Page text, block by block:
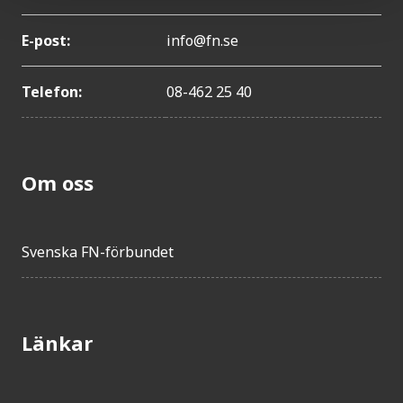
E-post: info@fn.se
Telefon: 08-462 25 40
Om oss
Svenska FN-förbundet
Länkar